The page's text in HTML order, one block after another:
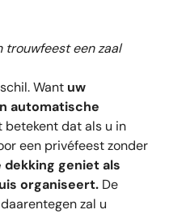
trouwfeest een zaal
Want uw
automatische
betekent dat als u in
een privéfeest zonder
dekking geniet als
organiseert. De
zal u